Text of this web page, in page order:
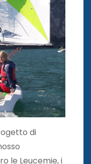
di
le Leucemie, i